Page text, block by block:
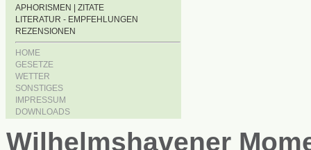
APHORISMEN | ZITATE
LITERATUR - EMPFEHLUNGEN
REZENSIONEN
HOME
GESETZE
WETTER
SONSTIGES
IMPRESSUM
DOWNLOADS
Wilhelmshavener